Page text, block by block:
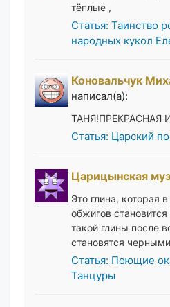
тёплые ,
Статья: Таинство
народных кукол
Коновальчук
написал(а):
ТАНЯ!ПРЕКРАСНАЯ
Статья: Царский
Царицынская
Это глина, которая
обжигов
такой глины после
становятся
Статья: Поющие
Танцуры